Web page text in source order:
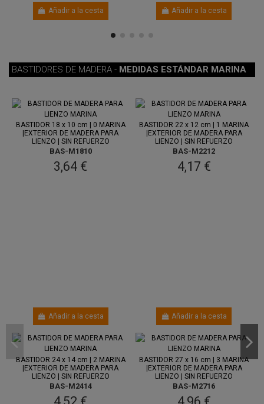
Añadir a la cesta Añadir a la cesta
BASTIDORES DE MADERA - MEDIDAS ESTÁNDAR MARINA
Entre 7
ago.y 11 ago.
BASTIDOR 18 x 10 cm | 0 MARINA
|EXTERIOR DE MADERA PARA
LIENZO | SIN REFUERZO
BAS-M1810
3,64 €
Añadir a la cesta
Entre 7
ago.y 11 ago.
BASTIDOR 22 x 12 cm | 1 MARINA
|EXTERIOR DE MADERA PARA
LIENZO | SIN REFUERZO
BAS-M2212
4,17 €
Añadir a la cesta
Entre 7
ago.y 11 ago.
BASTIDOR 24 x 14 cm | 2 MARINA
|EXTERIOR DE MADERA PARA
LIENZO | SIN REFUERZO
BAS-M2414
Entre 7
ago.y 11 ago.
BASTIDOR 27 x 16 cm | 3 MARINA
|EXTERIOR DE MADERA PARA
LIENZO | SIN REFUERZO
BAS-M2716